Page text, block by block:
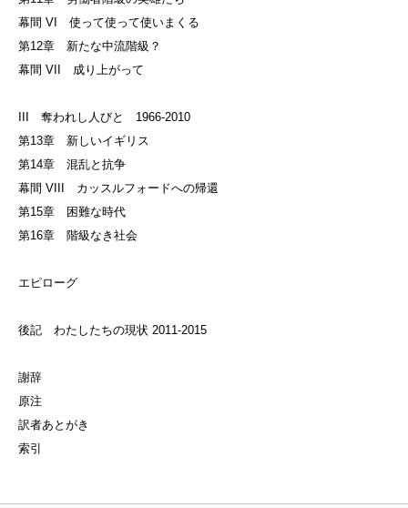
幕間 VI 使って使って使いまくる
第12章 新たな中流階級？
幕間 VII 成り上がって
III 奪われし人びと 1966-2010
第13章 新しいイギリス
第14章 混乱と抗争
幕間 VIII カッスルフォードへの帰還
第15章 困難な時代
第16章 階級なき社会
エピローグ
後記 わたしたちの現状 2011-2015
謝辞
原注
訳者あとがき
索引